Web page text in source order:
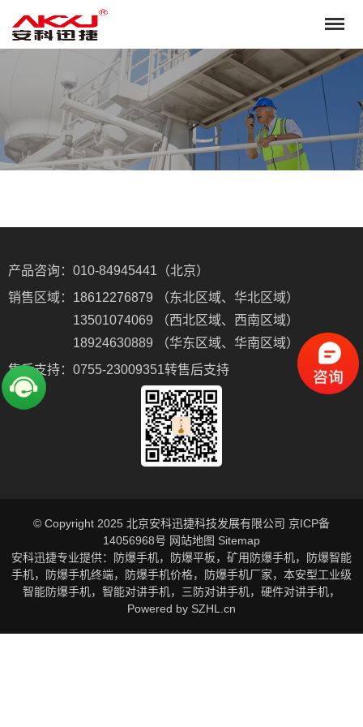
产品咨询： 010-84945441（北京）
销售区域： 18612276879 （东北区域、华北区域）
13501074069 （西北区域、西南区域）
18924630889 （华东区域、华南区域）
售后支持： 0755-23009351转售后支持
© Copyright 2025 北京安科迅捷科技发展有限公司 京ICP备
14056968号 网站地图 Sitemap
安科迅捷专业提供：
防爆手机， 防爆平板， 矿用防爆手机，
防爆智能
手机， 防爆手机终端， 防爆手机价格， 防爆手机厂家， 本安型工业级
智能防爆手机， 智能对讲手机， 三防对讲手机， 硬件对讲手机，
Powered by SZHL.cn